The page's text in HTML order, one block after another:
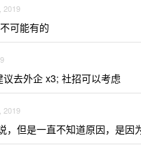
2019
可能有的
去外企 x3; 社招可以考虑
2019
，但是一直不知道原因，是因